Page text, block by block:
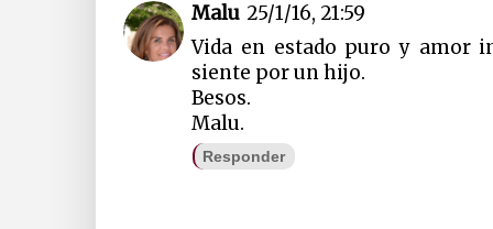
Malu 25/1/16, 21:59
Vida en estado puro y amor
siente por un hijo.
Besos.
Malu.
Responder